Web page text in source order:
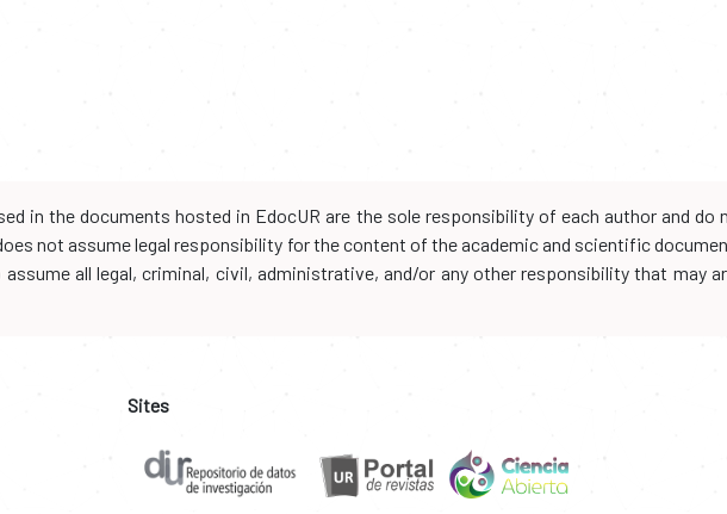
in the documents hosted in EdocUR are the sole responsibility of each author and
not assume legal responsibility for the content of the academic and scientific
all legal, criminal, civil, administrative, and/or any other responsibility that may
Sites